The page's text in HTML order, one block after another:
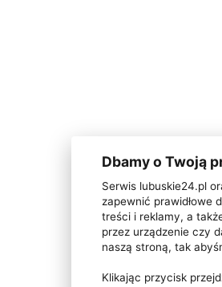
Dbamy o Twoją
Serwis lubuskie24.pl
zapewnić prawidłowe
treści i reklamy, a
przez urządzenie czy
naszą stroną, tak
Klikając przycisk